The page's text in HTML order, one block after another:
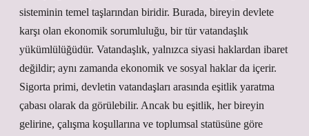
sisteminin temel taşlarından biridir. Burada, bireyin devlete
karşı olan ekonomik sorumluluğu, bir tür vatandaşlık
yükümlülüğüdür. Vatandaşlık, yalnızca siyasi haklardan ibaret
değildir; aynı zamanda ekonomik ve sosyal haklar da içerir.
Sigorta primi, devletin vatandaşları arasında eşitlik yaratma
çabası olarak da görülebilir. Ancak bu eşitlik, her bireyin
gelirine, çalışma koşullarına ve toplumsal statüsüne göre